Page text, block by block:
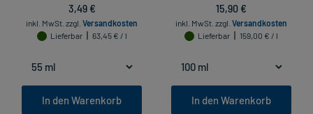
3,49 €
inkl. MwSt. zzgl. Versandkosten
Lieferbar
63,45 € / l
In den Warenkorb
15,90 €
inkl. MwSt. zzgl. Versandkosten
Lieferbar
159,00 € / l
In den Warenkorb